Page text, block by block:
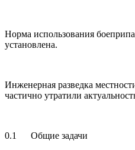
Норма использования
установлена.
Инженерная разведка
частично утратили
0.1 Общие задачи